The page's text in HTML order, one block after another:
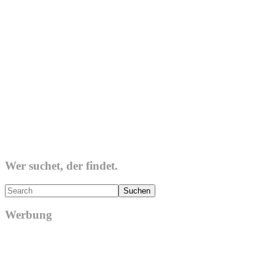
Wer suchet, der findet.
Search
Werbung